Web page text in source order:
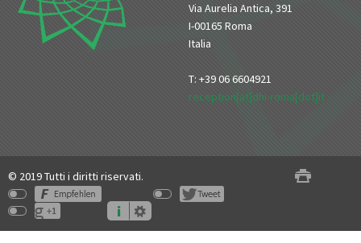
Via Aurelia Antica, 391
I-00165 Roma
Italia
T: +39 06 6604921
reception[at]dhi-roma[dot]it
© 2019 Tutti i diritti riservati.